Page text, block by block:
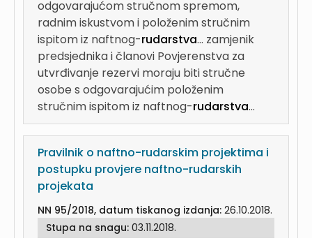
odgovarajućom stručnom spremom,
radnim iskustvom i položenim stručnim
ispitom iz naftnog-rudarstva... zamjenik
predsjednika i članovi Povjerenstva za
utvrđivanje rezervi moraju biti stručne
osobe s odgovarajućim položenim
stručnim ispitom iz naftnog-rudarstva...
Pravilnik o naftno-rudarskim projektima i
postupku provjere naftno-rudarskih
projekata
NN 95/2018, datum tiskanog izdanja: 26.10.2018.
Stupa na snagu: 03.11.2018.